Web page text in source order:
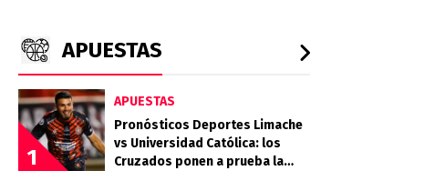
APUESTAS
1
APUESTAS
Pronósticos Deportes Limache
vs Universidad Católica: los
Cruzados ponen a prueba la